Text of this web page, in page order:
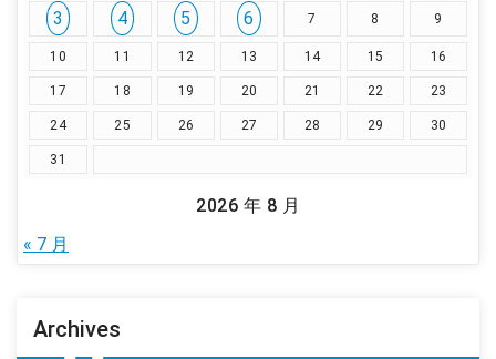
2026 年 8 月
3
4 5 6 7 8 9
10 11 12 13 14 15 16
17 18 19 20 21 22 23
24 25 26 27 28 29 30
31
« 7 月
Archives